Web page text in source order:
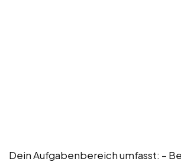
Dein Aufgabenbereich umfasst: –